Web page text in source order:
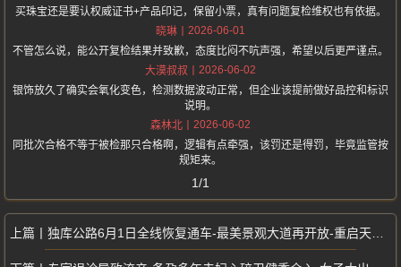
买珠宝还是要认权威证书+产品印记，保留小票，真有问题复检维权也有依据。
晓琳
2026-06-01
不管怎么说，能公开复检结果并致歉，态度比闷不吭声强，希望以后更严谨点。
大漠叔叔
2026-06-02
银饰放久了确实会氧化变色，检测数据波动正常，但企业该提前做好品控和标识
说明。
森林北
2026-06-02
同批次合格不等于被检那只合格啊，逻辑有点牵强，该罚还是得罚，毕竟监管按
规矩来。
1/1
独库公路6月1日全线恢复通车-最美景观大道再开放-重启天山穿越之旅